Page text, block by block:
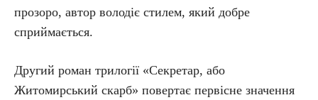
прозоро, автор володіє стилем, який добре
сприймається.
Другий роман трилогії «Секретар, або
Житомирський скарб» повертає первісне значення